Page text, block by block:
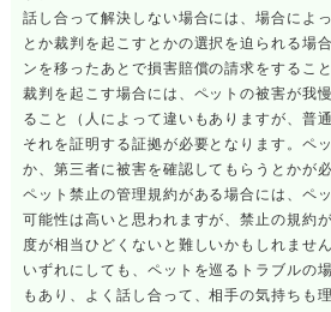
話し合って解決しない場合には、場合によ
とか裁判を起こすとかの選択を迫られる場
ンを移ったあとで損害賠償の請求をするこ
裁判を起こす場合には、ペットの被害が我
ること（人によって違いもありますが、普
それを証明する証拠が必要となります。ペ
か、第三者に被害を確認してもらうとかが
ペット禁止の管理規約がある場合には、ペ
可能性は高いと思われますが、禁止の規約
度が相当ひどくないと難しいかもしれません
いずれにしても、ペットを巡るトラブルの
もあり、よく話し合って、相手の気持ちも